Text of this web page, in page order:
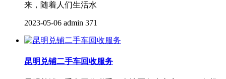
来，随着人们生活水
2023-05-06 admin 371
昆明兑铺二手车回收服务